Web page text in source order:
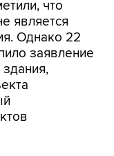
Однако 22
заявление